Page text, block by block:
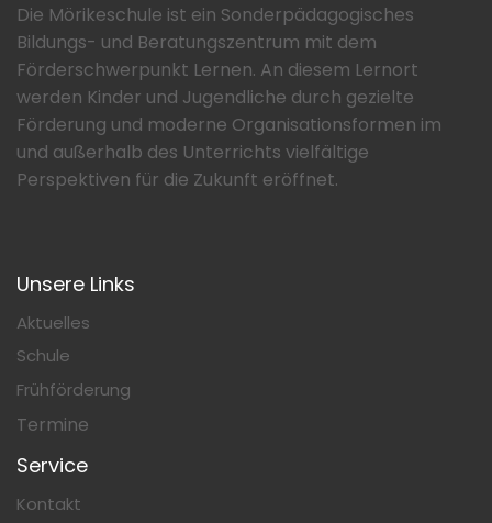
Die Mörikeschule ist ein Sonderpädagogisches
Bildungs- und Beratungszentrum mit dem
Förderschwerpunkt Lernen. An diesem Lernort
werden Kinder und Jugendliche durch gezielte
Förderung und moderne Organisationsformen im
und außerhalb des Unterrichts vielfältige
Perspektiven für die Zukunft eröffnet.
Unsere Links
Aktuelles
Schule
Frühförderung
Termine
Service
Kontakt